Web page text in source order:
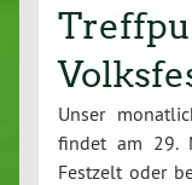
Unser
findet am 29.
Festzelt oder